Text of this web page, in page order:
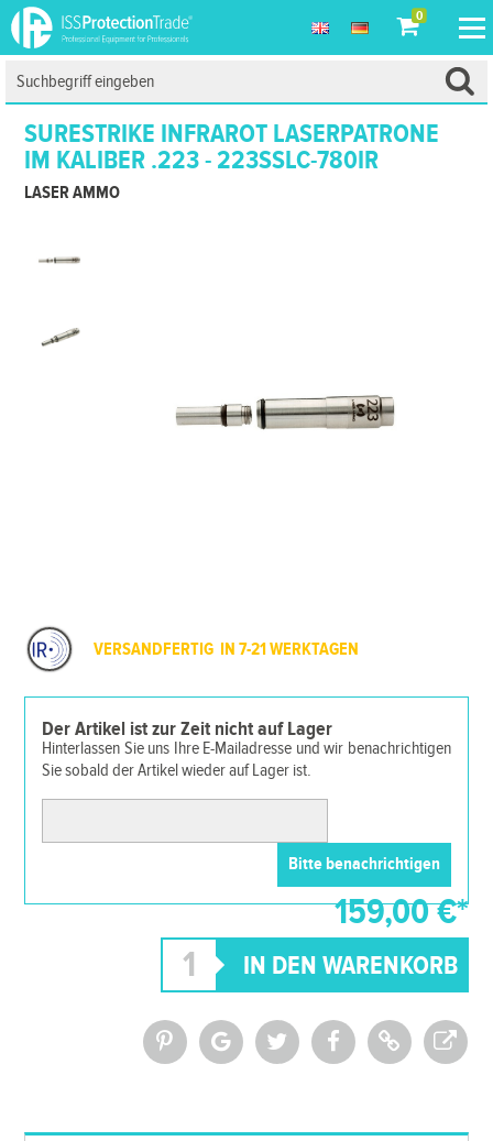
0
SURESTRIKE INFRAROT LASERPATRONE
IM KALIBER .223 - 223SSLC-780IR
LASER AMMO
VERSANDFERTIG IN 7-21 WERKTAGEN
Der Artikel ist zur Zeit nicht auf Lager
Hinterlassen Sie uns Ihre E-Mailadresse und wir benachrichtigen
Sie sobald der Artikel wieder auf Lager ist.
159,00 €*